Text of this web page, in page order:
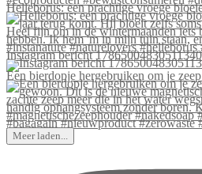
Helleborus: een prachtige vroege
Instagram bericht 17865004830511340
Een bierdopje hergebruiken om je
Meer laden...